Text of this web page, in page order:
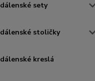
sety
stoličky
kreslá